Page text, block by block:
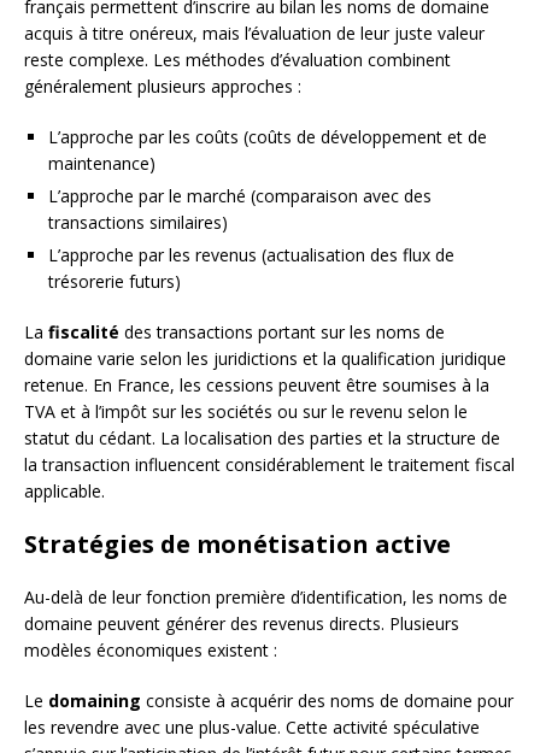
français permettent d’inscrire au bilan les noms de domaine
acquis à titre onéreux, mais l’évaluation de leur juste valeur
reste complexe. Les méthodes d’évaluation combinent
généralement plusieurs approches :
L’approche par les coûts (coûts de développement et de
maintenance)
L’approche par le marché (comparaison avec des
transactions similaires)
L’approche par les revenus (actualisation des flux de
trésorerie futurs)
La fiscalité des transactions portant sur les noms de
domaine varie selon les juridictions et la qualification juridique
retenue. En France, les cessions peuvent être soumises à la
TVA et à l’impôt sur les sociétés ou sur le revenu selon le
statut du cédant. La localisation des parties et la structure de
la transaction influencent considérablement le traitement fiscal
applicable.
Stratégies de monétisation active
Au-delà de leur fonction première d’identification, les noms de
domaine peuvent générer des revenus directs. Plusieurs
modèles économiques existent :
Le domaining consiste à acquérir des noms de domaine pour
les revendre avec une plus-value. Cette activité spéculative